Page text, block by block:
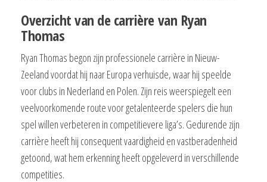
Overzicht van de carrière van Ryan
Thomas
Ryan Thomas begon zijn professionele carrière in Nieuw-
Zeeland voordat hij naar Europa verhuisde, waar hij speelde
voor clubs in Nederland en Polen. Zijn reis weerspiegelt een
veelvoorkomende route voor getalenteerde spelers die hun
spel willen verbeteren in competitievere liga’s. Gedurende zijn
carrière heeft hij consequent vaardigheid en vastberadenheid
getoond, wat hem erkenning heeft opgeleverd in verschillende
competities.